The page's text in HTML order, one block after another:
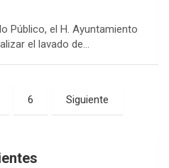
Público, el H. Ayuntamiento
el lavado de…
6 Siguiente